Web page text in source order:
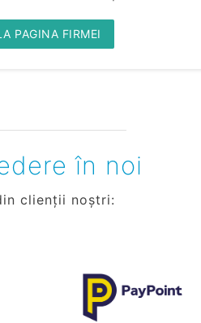
PAGINA FIRMEI
în noi
clienții noștri: